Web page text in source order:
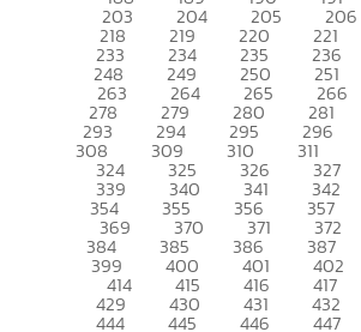
203 204 205 206
218 219 220 221
233 234 235 236
248 249 250 251
263 264 265 266
278 279 280 281
293 294 295 296
308 309 310 311
324 325 326 327
339 340 341 342
354 355 356 357
369 370 371 372
384 385 386 387
399 400 401 402
414 415 416 417
429 430 431 432
444 445 446 447